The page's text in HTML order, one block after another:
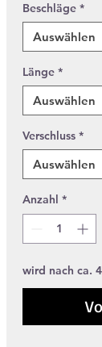
Beschläge *
Länge *
Verschluss *
Anzahl *
wird nach ca.